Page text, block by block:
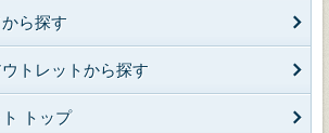
ら探す
トレットから探す
トップ